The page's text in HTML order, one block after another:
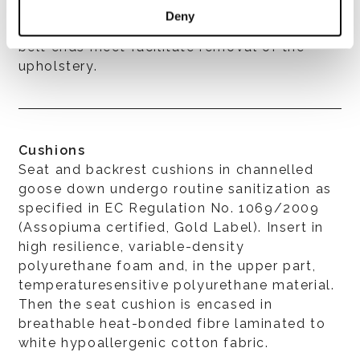
Deny
high-rubber-content elastic webbing. Two
zippers located under the seat where the
belt ends meet facilitate removal of the
upholstery.
Cushions
Seat and backrest cushions in channelled
goose down undergo routine sanitization as
specified in EC Regulation No. 1069/2009
(Assopiuma certified, Gold Label). Insert in
high resilience, variable-density
polyurethane foam and, in the upper part,
temperaturesensitive polyurethane material.
Then the seat cushion is encased in
breathable heat-bonded fibre laminated to
white hypoallergenic cotton fabric.